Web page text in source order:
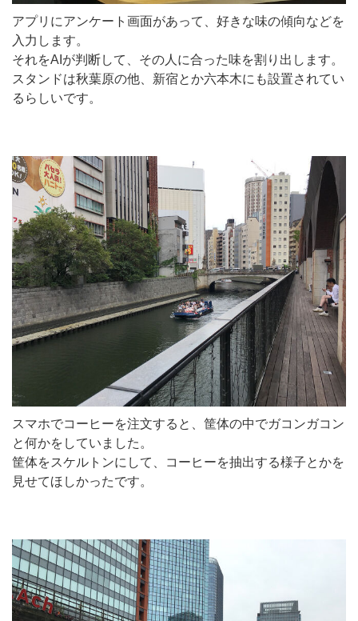
アプリにアンケート画面があって、好きな味の傾向などを
入力します。
それをAIが判断して、その人に合った味を割り出します。
スタンドは秋葉原の他、新宿とか六本木にも設置されてい
るらしいです。
スマホでコーヒーを注文すると、筐体の中でガコンガコン
と何かをしていました。
筐体をスケルトンにして、コーヒーを抽出する様子とかを
見せてほしかったです。